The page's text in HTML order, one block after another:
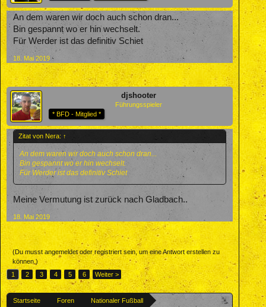
An dem waren wir doch auch schon dran...
Bin gespannt wo er hin wechselt.
Für Werder ist das definitiv Schiet
18. Mai 2019
djshooter
Führungsspieler
* BFD - Mitglied *
Zitat von Nera: ↑
An dem waren wir doch auch schon dran...
Bin gespannt wo er hin wechselt.
Für Werder ist das definitiv Schiet
Meine Vermutung ist zurück nach Gladbach..
18. Mai 2019
(Du musst angemeldet oder registriert sein, um eine Antwort erstellen zu
können.)
1
2 3 4 5 6 Weiter >
Startseite Foren Nationaler Fußball